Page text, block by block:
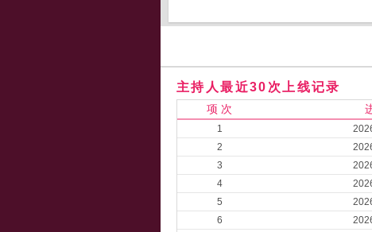
主持人最近30次上线记录
项 次
1
2
3
4
5
6